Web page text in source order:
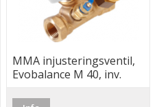
MMA injusteringsventil,
Evobalance M 40, inv.